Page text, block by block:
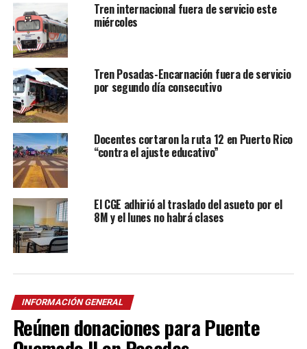
Tren internacional fuera de servicio este
miércoles
Tren Posadas-Encarnación fuera de servicio
por segundo día consecutivo
Docentes cortaron la ruta 12 en Puerto Rico
“contra el ajuste educativo”
El CGE adhirió al traslado del asueto por el
8M y el lunes no habrá clases
INFORMACIÓN GENERAL
Reúnen donaciones para Puente